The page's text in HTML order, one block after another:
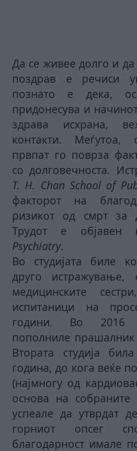
Да се живее долго и
поздрав е речиси
познато е дека,
придонесува и
здрава исхрана,
контакти.
првпат го поврза
со долговечноста.
T. H. Chan School of
факторот на
ризикот од смрт за
Трудот е објавен
Psychiatry.
Во студијата биле
друго
медицинските
испитаници на
години. Во 2016
пополниле прашалник
Втората студија
година, до кога веќе
(најмногу од
основа на собраните
успеале да утврдат
горниот опсег
благодарност имале